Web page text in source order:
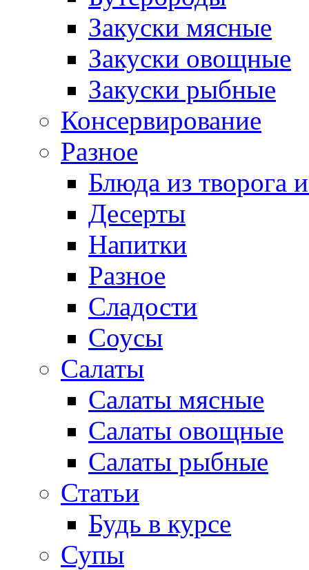
Закуски мясные
Закуски овощные
Закуски рыбные
Консервирование
Разное
Блюда из творога
Десерты
Напитки
Разное
Сладости
Соусы
Салаты
Салаты мясные
Салаты овощные
Салаты рыбные
Статьи
Будь в курсе
Супы